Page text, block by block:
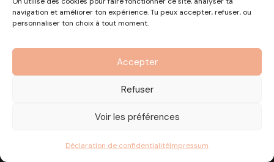
navigation et améliorer ton expérience. Tu peux accepter, refuser, ou
personnaliser ton choix à tout moment.
Accepter
Refuser
Voir les préférences
Déclaration de confidentialitéImpressum
capital de 1000€ · RCS Marseille · SIRET
890 976 699 00037
OF n°93 13 18812 13 — Enregistré auprès du préfet de la
région Provence-Alpes-Côte d'Azur
Mentions LégalesPolitique de confidentialité